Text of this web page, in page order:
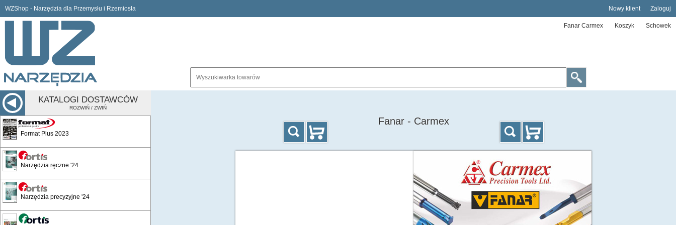
WZShop - Narzędzia dla Przemysłu i Rzemiosła Nowy klient Zaloguj
Fanar Carmex Koszyk Schowek
KATALOGI DOSTAWCÓW
ROZWIŃ / ZWIŃ
Format Plus 2023
Narzędzia ręczne '24
Narzędzia precyzyjne '24
Fanar - Carmex